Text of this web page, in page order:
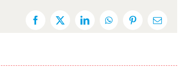
Facebook
X LinkedInWhatsAppPinterestEmail: